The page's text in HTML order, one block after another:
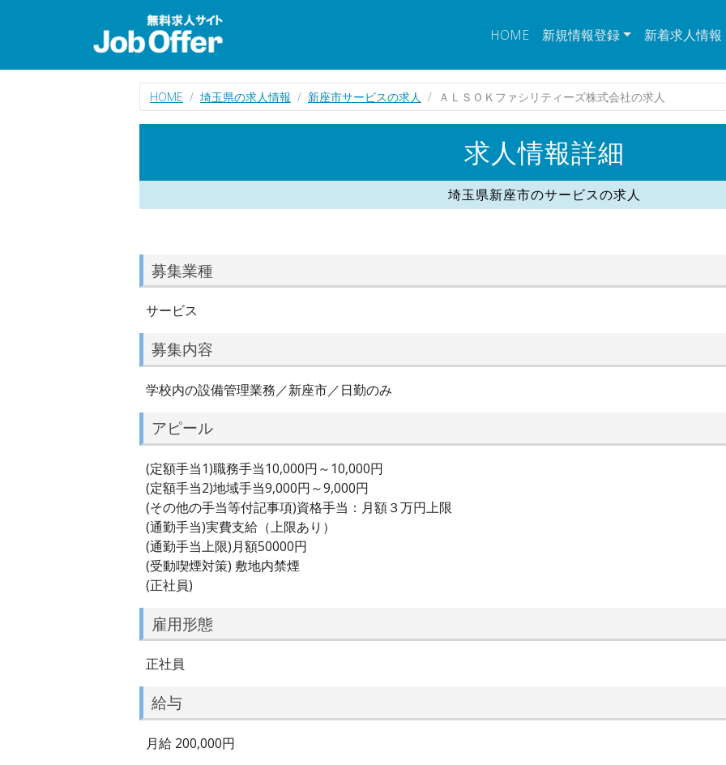
HOME 新規情報登録 新着求人情報
HOME 埼玉県の求人情報 新座市サービスの求人 ＡＬＳＯＫファシリティーズ株式会社の求人
求人情報詳細
埼玉県新座市のサービスの求人
募集業種
サービス
募集内容
学校内の設備管理業務／新座市／日勤のみ
アピール
(定額手当1)職務手当10,000円～10,000円
(定額手当2)地域手当9,000円～9,000円
(その他の手当等付記事項)資格手当：月額３万円上限
(通勤手当)実費支給（上限あり）
(通勤手当上限)月額50000円
(受動喫煙対策) 敷地内禁煙
(正社員)
雇用形態
正社員
給与
月給 200,000円